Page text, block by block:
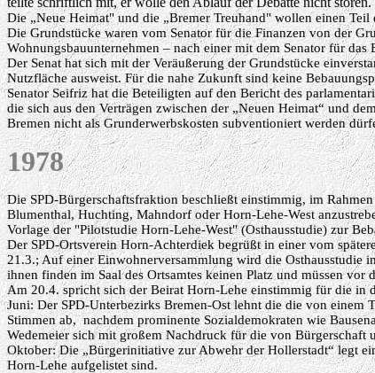
Die „Neue Heimat" und die „Bremer Treuhand" wollen einen
Die Grundstücke waren vom Senator für die Finanzen von der
Wohnungsbauunternehmen – nach einer mit dem Senator für
Der Senat hat sich mit der Veräußerung der Grundstücke
Nutzfläche ausweist. Für die nahe Zukunft sind keine
Senator Seifriz hat die Beteiligten auf den Bericht des
die sich aus den Verträgen zwischen der „Neuen Heimat“ und
Bremen nicht als Grunderwerbskosten subventioniert werden
1978
Die SPD-Bürgerschaftsfraktion beschließt einstimmig, im
Blumenthal, Huchting, Mahndorf oder Horn-Lehe-West
Vorlage der "Pilotstudie Horn-Lehe-West" (Osthausstudie) zur
Der SPD-Ortsverein Horn-Achterdiek begrüßt in einer vom
21.3.; Auf einer Einwohnerversammlung wird die Osthausstudie
ihnen finden im Saal des Ortsamtes keinen Platz und müssen vor
Am 20.4. spricht sich der Beirat Horn-Lehe einstimmig für die in
Juni: Der SPD-Unterbezirks Bremen-Ost lehnt die die von einem
Stimmen ab, nachdem prominente Sozialdemokraten wie
Wedemeier sich mit großem Nachdruck für die von Bürgerschaft
Oktober: Die „Bürgerinitiative zur Abwehr der Hollerstadt“ legt
Horn-Lehe aufgelistet sind.